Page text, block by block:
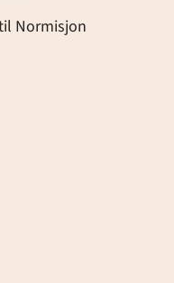
Normisjon